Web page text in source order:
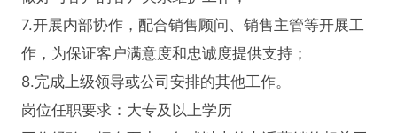
7.开展内部协作，配合销售顾问、销售主管等开展工
作，为保证客户满意度和忠诚度提供支持；
8.完成上级领导或公司安排的其他工作。
岗位任职要求：大专及以上学历